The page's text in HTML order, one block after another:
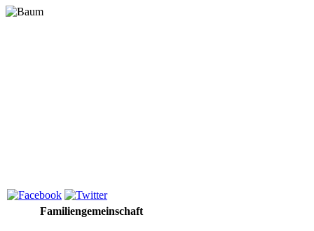
Familiengemeinschaft